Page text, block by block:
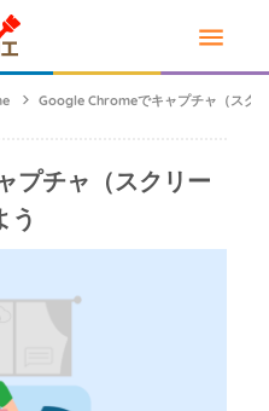
Google Chromeでキャプチャ（スク
プチャ（スクリー
う